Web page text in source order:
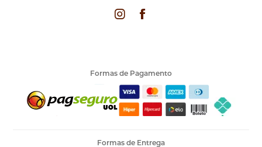
Formas de Pagamento
Formas de Entrega